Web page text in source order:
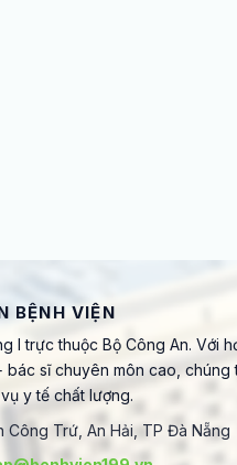
BỆNH VIỆN
I trực thuộc Bộ Công An. Với
bác sĩ chuyên môn cao, chúng
y tế chất lượng.
Công Trứ, An Hải, TP Đà Nẵng